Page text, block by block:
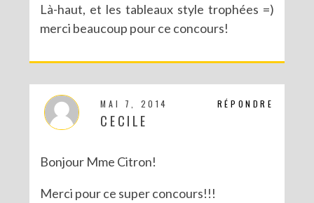
Là-haut, et les tableaux style trophées =)
merci beaucoup pour ce concours!
RÉPONDRE
MAI 7, 2014
CECILE
Bonjour Mme Citron!
Merci pour ce super concours!!!